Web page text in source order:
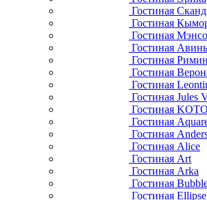
Гостиная
Гостиная
Гостиная
Гостиная
Гостиная
Гостиная
Гостиная
Гостиная Jules
Гостиная KOTO
Гостиная
Гостиная
Гостиная Alice
Гостиная Art
Гостиная Arka
Гостиная
Гостиная Ellipse